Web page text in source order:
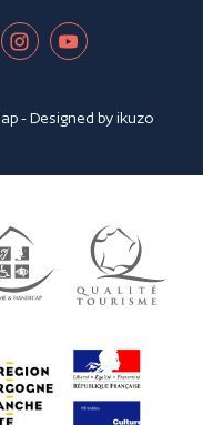
- Designed byikuzo